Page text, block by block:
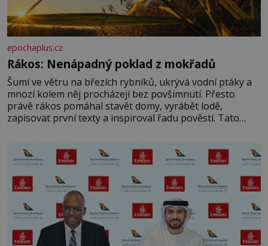
epochaplus.cz
Rákos: Nenápadný poklad z mokřadů
Šumí ve větru na březích rybníků, ukrývá vodní ptáky a
mnozí kolem něj procházejí bez povšimnutí. Přesto
právě rákos pomáhal stavět domy, vyrábět lodě,
zapisovat první texty a inspiroval řadu pověstí. Tato
letního koupání. Stačí se však podívat